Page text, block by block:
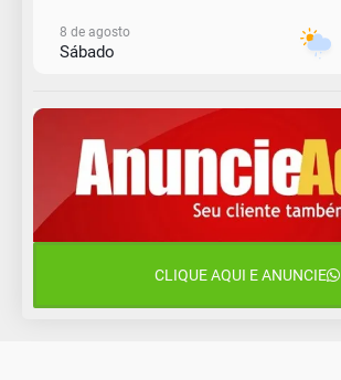
8 de agosto
Sábado
Domingo
10 de agosto
Segunda-Feira
Terça-Feira
CLIQUE AQUI E ANUNCIE